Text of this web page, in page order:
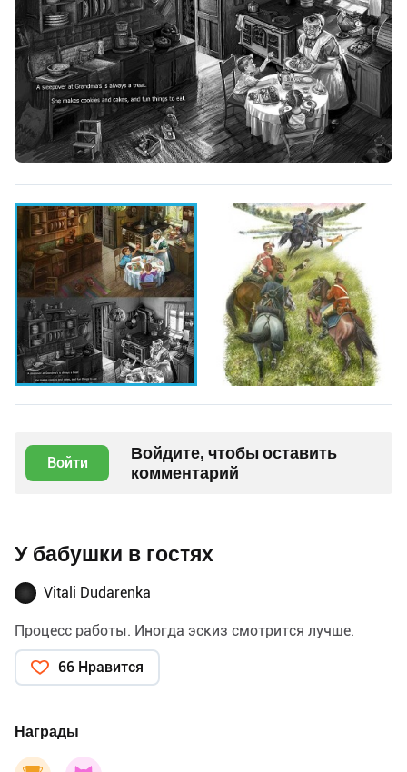
Войти
Войдите, чтобы оставить
комментарий
У бабушки в гостях
Vitali Dudarenka
Процесс работы. Иногда эскиз смотрится лучше.
66 Нравится
Награды